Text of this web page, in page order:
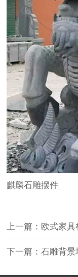
麒麟石雕摆件
上一篇：欧式家具
下一篇：石雕背景